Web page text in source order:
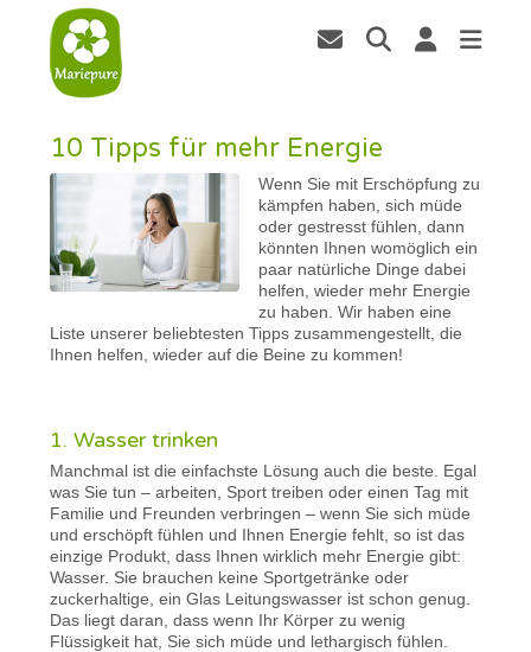
10 Tipps für mehr Energie
Wenn Sie mit Erschöpfung zu
kämpfen haben, sich müde
oder gestresst fühlen, dann
könnten Ihnen womöglich ein
paar natürliche Dinge dabei
helfen, wieder mehr Energie
zu haben. Wir haben eine
Liste unserer beliebtesten Tipps zusammengestellt, die
Ihnen helfen, wieder auf die Beine zu kommen!
1. Wasser trinken
Manchmal ist die einfachste Lösung auch die beste. Egal
was Sie tun – arbeiten, Sport treiben oder einen Tag mit
Familie und Freunden verbringen – wenn Sie sich müde
und erschöpft fühlen und Ihnen Energie fehlt, so ist das
einzige Produkt, dass Ihnen wirklich mehr Energie gibt:
Wasser. Sie brauchen keine Sportgetränke oder
zuckerhaltige, ein Glas Leitungswasser ist schon genug.
Das liegt daran, dass wenn Ihr Körper zu wenig
Flüssigkeit hat, Sie sich müde und lethargisch fühlen.